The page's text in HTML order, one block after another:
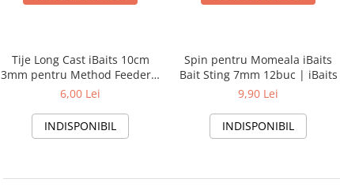
Tije Long Cast iBaits 10cm
3mm pentru Method Feeder |
iBaits
6,00 Lei
INDISPONIBIL
Spin pentru Momeala iBaits
Bait Sting 7mm 12buc | iBaits
9,90 Lei
INDISPONIBIL